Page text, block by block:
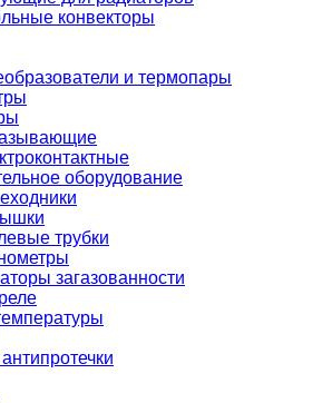
конвекторы
и термопары
оборудование
трубки
загазованности